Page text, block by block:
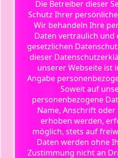
Die Betreiber dieser
Schutz Ihrer
Wir behandeln Ihre
Daten vertraulich und
gesetzlichen
dieser
unserer Webseite ist
Angabe
Soweit auf
personenbezogene
Name, Anschrift oder
erhoben werden,
möglich, stets auf
Daten werden ohne
Zustimmung nicht an